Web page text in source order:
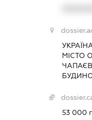
МІСТО
53 000